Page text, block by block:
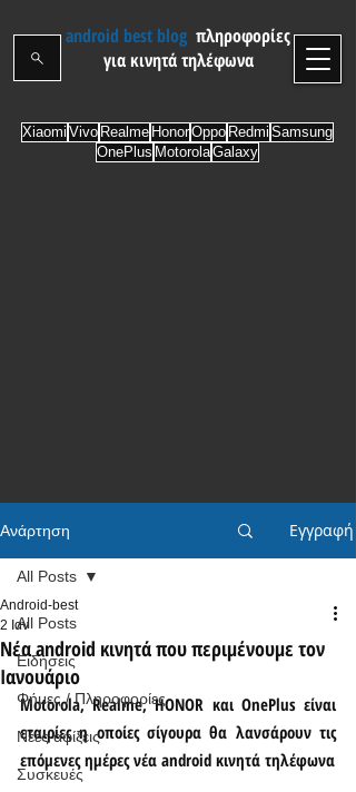
android best blog πληροφορίες
για κινητά τηλέφωνα
Xiaomi Vivo Realme HonorOppo Redmi Samsung
OnePlus MotorolaGalaxy
Ανάρτηση Εγγραφή
All Posts
Ειδήσεις
Φήμες / Πληροφορίες
Νέες αφίξεις
Συσκευές
All Posts
Νέα android κινητά που περιμένουμε τον
Ιανουάριο
Android-best
2 Ιαν
Motorola, Realme, HONOR και OnePlus είναι
εταιρίες η οποίες σίγουρα θα λανσάρουν τις
επόμενες ημέρες νέα android κινητά τηλέφωνα